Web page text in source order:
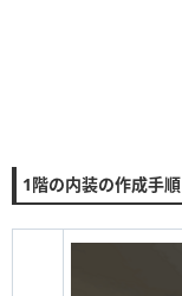
1階の内装の作成手順